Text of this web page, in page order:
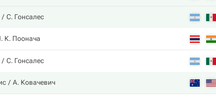
С. Гонсалес
К. Поонача
С. Гонсалес
А. Ковачевич